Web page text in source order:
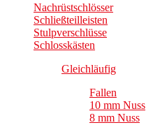
Nachrüstschlösser
Schließteilleisten
Stulpverschlüsse
Schlosskästen
Gleichläufig
Fallen
10 mm Nuss
8 mm Nuss